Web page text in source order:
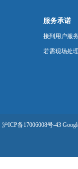
服务承诺
接到用户服
若需现场处
沪ICP备17006008号-43